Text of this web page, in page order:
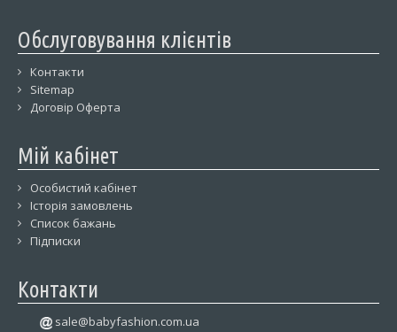
Обслуговування клієнтів
Контакти
Sitemap
Договір Оферта
Мій кабінет
Особистий кабінет
Історія замовлень
Список бажань
Підписки
Контакти
sale@babyfashion.com.ua